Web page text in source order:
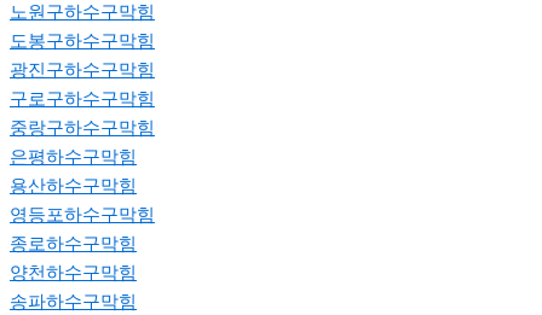
노원구하수구막힘
도봉구하수구막힘
광진구하수구막힘
구로구하수구막힘
중랑구하수구막힘
은평하수구막힘
용산하수구막힘
영등포하수구막힘
종로하수구막힘
양천하수구막힘
송파하수구막힘